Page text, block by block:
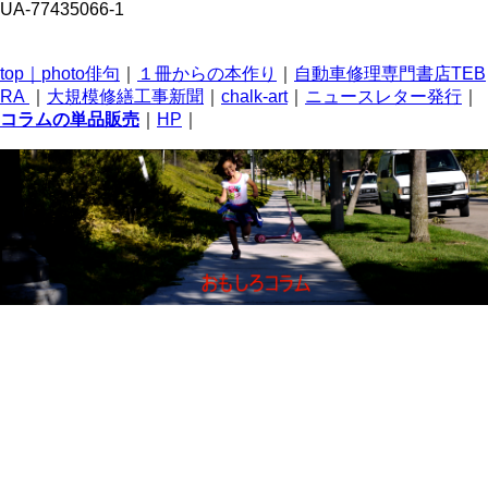
UA-77435066-1
top｜ photo俳句 １冊からの本作り
自動車修理専門書店TEB
RA
大規模修繕工事新聞 chalk-art｜ ニュースレター発行
コラムの単品販売
HP